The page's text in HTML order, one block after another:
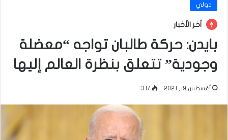
دولي
أخر الأخبار
بايدن: حركة طالبان تواجه “معضلة
وجودية” تتعلق بنظرة العالم إليها
أغسطس 19, 2021 317